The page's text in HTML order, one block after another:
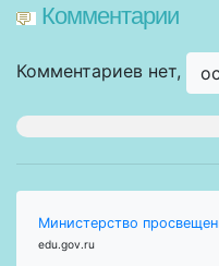
Комментарии
Комментариев нет,
Министерство
edu.gov.ru